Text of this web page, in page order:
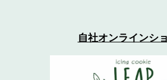
自社オンラインシ